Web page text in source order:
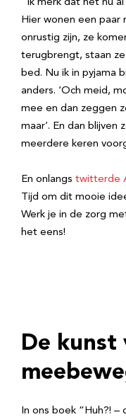
“Ik merk dat het nu
Hier wonen een paar
onrustig zijn, ze
terugbrengt, staan
bed. Nu ik in pyjama
anders. ‘Och meid,
mee en dan zeggen
maar’. En dan blijven
meerdere keren
En onlangs twitterde
Tijd om dit mooie
Werk je in de zorg
het eens!
De kunst
In ons boek “Huh?! –